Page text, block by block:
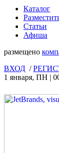
Каталог
Статьи
Афиша
размещено
ВХОД /
1 января, ПН |